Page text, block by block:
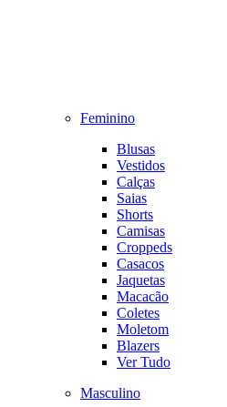
Feminino
Blusas
Vestidos
Calças
Saias
Shorts
Camisas
Croppeds
Casacos
Jaquetas
Macacão
Coletes
Moletom
Blazers
Ver Tudo
Masculino